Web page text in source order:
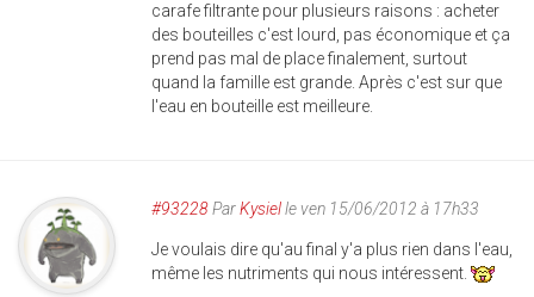
carafe filtrante pour plusieurs raisons : acheter
des bouteilles c'est lourd, pas économique et ça
prend pas mal de place finalement, surtout
quand la famille est grande. Après c'est sur que
l'eau en bouteille est meilleure.
#93228ParKysielle ven 15/06/2012 à 17h33
Je voulais dire qu'au final y'a plus rien dans l'eau,
même les nutriments qui nous intéressent.